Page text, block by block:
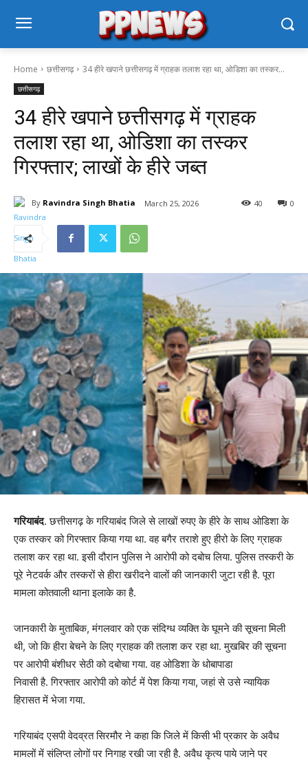
Home छत्तीसगढ़ 34 हीरे खपाने छत्तीसगढ़ में ग्राहक तलाश रहा था, ओडिशा का तस्कर...
छत्तीसगढ़
34 हीरे खपाने छत्तीसगढ़ में ग्राहक
तलाश रहा था, ओडिशा का तस्कर
गिरफ्तार; लाखों के हीरे जब्त
By Ravindra Singh Bhatia March 25, 2026 0
40
गरियाबंद. छत्तीसगढ़ के गरियाबंद जिले से लाखों रुपए के हीरे के साथ ओडिशा के
एक तस्कर को गिरफ्तार किया गया था. वह बगैर तराशे हुए हीरो के लिए ग्राहक
तलाश कर रहा था. इसी दौरान पुलिस ने आरोपी को दबोच लिया. पुलिस तस्करी के
पूरे नेटवर्क और तस्करों से हीरा खरीदने वालों की जानकारी जुटा रही है. पूरा
मामला कोतवाली थाना इलाके का है.
जानकारी के मुताबिक, मंगलवार को एक संदिग्ध व्यक्ति के घूमने की सूचना मिली
थी, जो कि हीरा बेचने के लिए ग्राहक की तलाश कर रहा था. मुखबिर की सूचना
पर आरोपी बंशीधर सेठी को दबोचा गया. वह ओडिशा के धोबापाडा
निवासी है. गिरफ्तार आरोपी को कोर्ट में पेश किया गया, जहां से उसे न्यायिक
हिरासत में भेजा गया.
गरियाबंद एसपी वेदव्रत सिरमौर ने कहा कि जिले में किसी भी प्रकार के अवैध
मामलों में संलिप्त लोगों पर निगाह रखी जा रही है. अवैध कृत्य पाये जाने पर